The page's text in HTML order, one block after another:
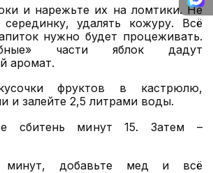
и нарежьте их на ломтики. Не
удалять кожуру. Всё
нужно будет процеживать.
части яблок дадут
аромат.
фруктов в кастрюлю,
и залейте 2,5 литрами воды.
сбитень минут 15. Затем –
добавьте мед и всё